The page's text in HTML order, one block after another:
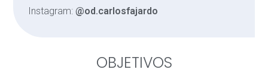
Instagram:@od.carlosfajardo
OBJETIVOS